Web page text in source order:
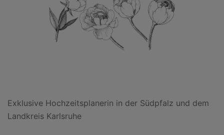
Exklusive Hochzeitsplanerin in der Südpfalz und dem
Landkreis Karlsruhe